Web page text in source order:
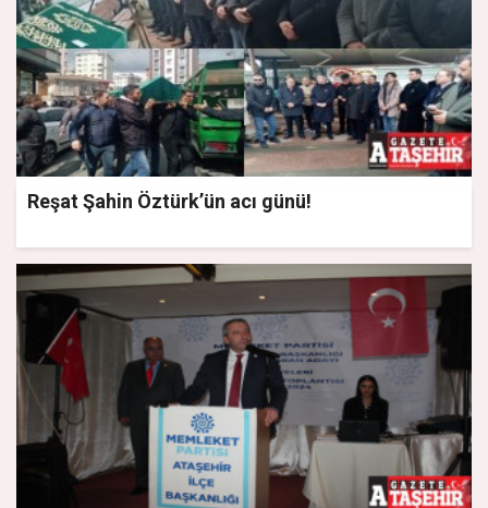
Reşat Şahin Öztürk’ün acı günü!